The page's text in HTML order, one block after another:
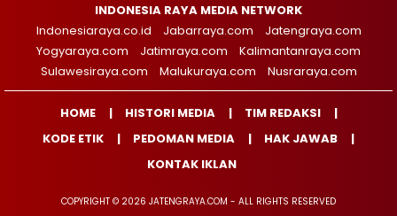
INDONESIA RAYA MEDIA NETWORK
Indonesiaraya.co.id
Jabarraya.com
Jatengraya.com
Yogyaraya.com
Jatimraya.com
Kalimantanraya.com
Sulawesiraya.com
Malukuraya.com Nusraraya.com
HOME HISTORI MEDIA
TIM REDAKSI
KODE ETIK
PEDOMAN MEDIA
HAK JAWAB
KONTAK IKLAN
COPYRIGHT © 2026 JATENGRAYA.COM - ALL RIGHTS RESERVED